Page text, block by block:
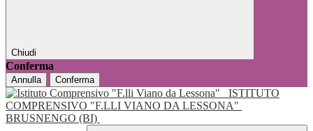
Chiudi
Conferma
Annulla Conferma
ISTITUTO
COMPRENSIVO "F.LLI VIANO DA LESSONA"
BRUSNENGO (BI)